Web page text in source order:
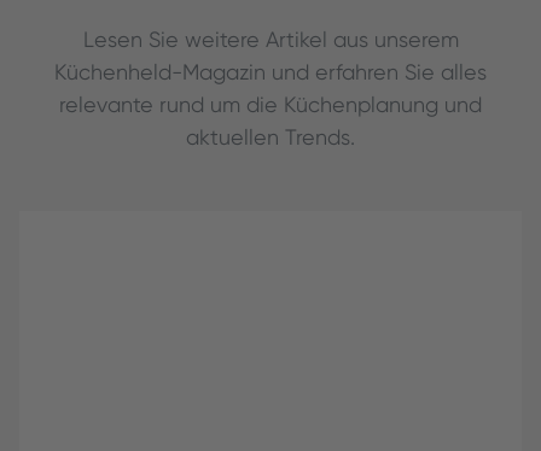
Lesen Sie weitere Artikel aus unserem
Küchenheld-Magazin und erfahren Sie alles
relevante rund um die Küchenplanung und
aktuellen Trends.